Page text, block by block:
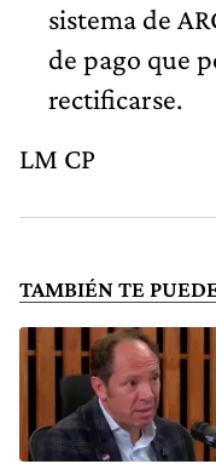
sistema de
de pago que
rectificarse.
LM CP
TAMBIÉN TE